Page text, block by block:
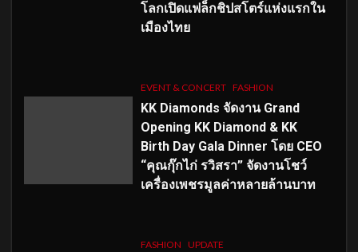
โลกเปิดแฟล็กชิปสโตร์แห่งแรกใน
เมืองไทย
EVENT & CONCERT FASHION
KK Diamonds จัดงาน Grand
Opening KK Diamond & KK
Birth Day Gala Dinner โดย CEO
“คุณกุ๊กไก่ รวิสรา” จัดงานโชว์
เครื่องเพชรมูลค่าหลายล้านบาท
FASHION UPDATE